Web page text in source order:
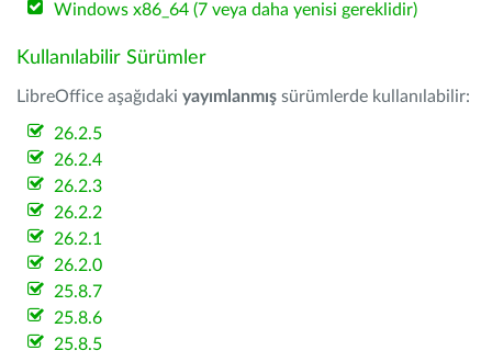
Windows x86_64 (7 veya daha yenisi gereklidir)
Kullanılabilir Sürümler
LibreOffice aşağıdaki yayımlanmış sürümlerde kullanılabilir:
26.2.5
26.2.4
26.2.3
26.2.2
26.2.1
26.2.0
25.8.7
25.8.6
25.8.5